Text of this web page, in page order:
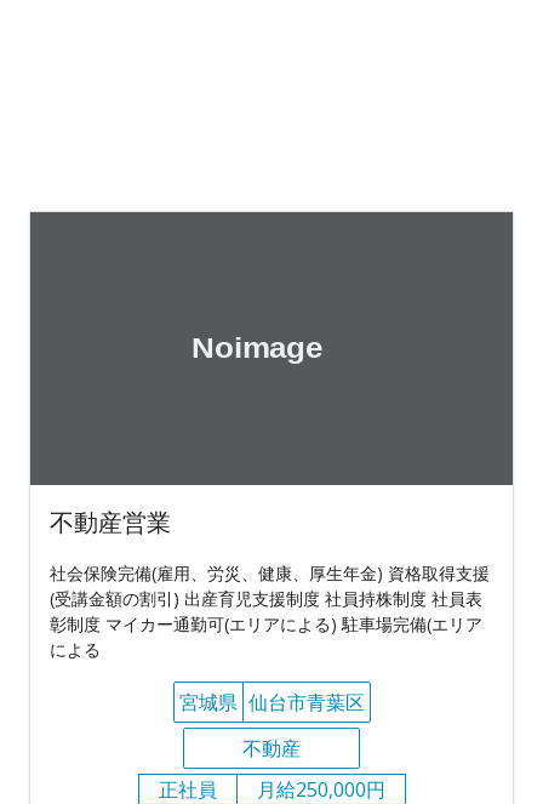
不動産営業
社会保険完備(雇用、労災、健康、厚生年金) 資格取得支援
(受講金額の割引) 出産育児支援制度 社員持株制度 社員表
彰制度 マイカー通勤可(エリアによる) 駐車場完備(エリア
による
宮城県 仙台市青葉区
不動産
正社員
月給250,000円